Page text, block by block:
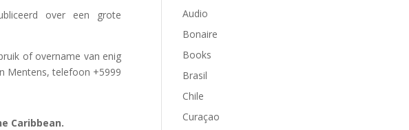
over een grote
of overname van enig
Mentens, telefoon +5999
Caribbean.
Audio
Bonaire
Books
Brasil
Chile
Curaçao